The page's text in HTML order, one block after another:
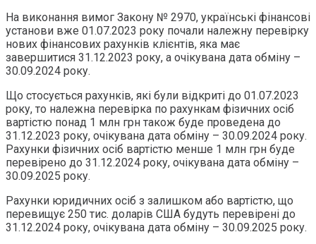
На виконання вимог Закону № 2970, українські фінансові
установи вже 01.07.2023 року почали належну перевірку
нових фінансових рахунків клієнтів, яка має
завершитися 31.12.2023 року, а очікувана дата обміну –
30.09.2024 року.
Що стосується рахунків, які були відкриті до 01.07.2023
року, то належна перевірка по рахункам фізичних осіб
вартістю понад 1 млн грн також буде проведена до
31.12.2023 року, очікувана дата обміну – 30.09.2024 року.
Рахунки фізичних осіб вартістю менше 1 млн грн буде
перевірено до 31.12.2024 року, очікувана дата обміну –
30.09.2025 року.
Рахунки юридичних осіб з залишком або вартістю, що
перевищує 250 тис. доларів США будуть перевірені до
31.12.2024 року, очікувана дата обміну – 30.09.2025 року.